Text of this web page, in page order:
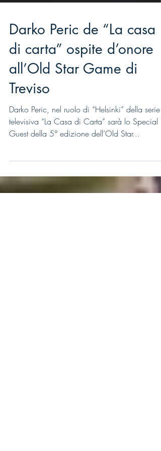
Darko Peric de “La casa
di carta” ospite d’onore
all’Old Star Game di
Treviso
Guest della 5° edizione dell’Old Star...